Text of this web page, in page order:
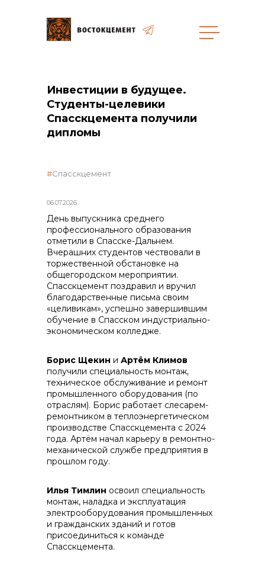
Закупки
общая информация
объявленные закупки
реализация неликвидов
контакты отдела закупок
Контакты
+7 (423) 234 50 50
Инвестиции в будущее.
Студенты-целевики
Спасскцемента получили
дипломы
06.07.2026
Спасскцемент
День выпускника среднего
профессионального образования
отметили в Спасске-Дальнем.
Вчерашних студентов чествовали в
торжественной обстановке на
общегородском мероприятии.
Спасскцемент поздравил и вручил
благодарственные письма своим
«целивикам», успешно завершившим
обучение в Спасском индустриально-
экономическом колледже.
Борис Щекин и Артём Климов
получили специальность монтаж,
техническое обслуживание и ремонт
промышленного оборудования (по
отраслям). Борис работает слесарем-
ремонтником в теплоэнергетическом
производстве Спасскцемента с 2024
года. Артём начал карьеру в ремонтно-
механической службе предприятия в
прошлом году.
Илья Тимлин освоил специальность
монтаж, наладка и эксплуатация
электрооборудования промышленных
и гражданских зданий и готов
присоединиться к команде
Спасскцемента.